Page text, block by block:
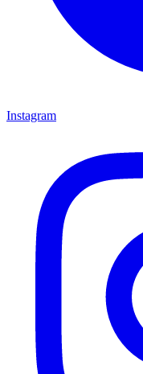
Instagram